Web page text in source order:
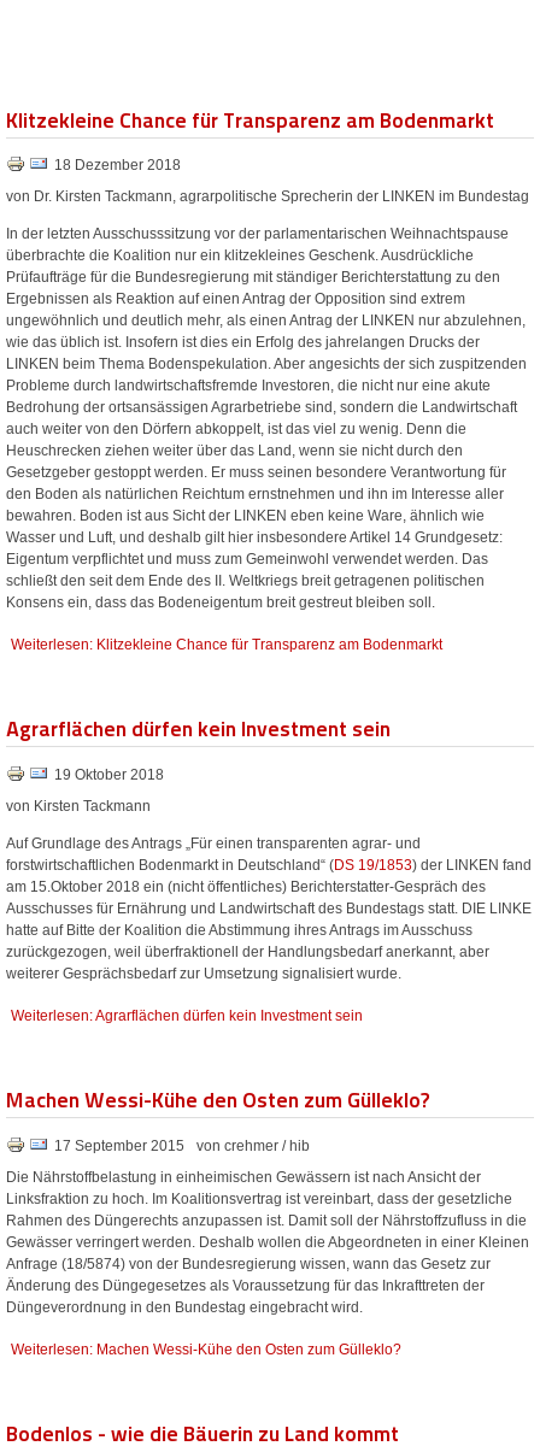
Klitzekleine Chance für Transparenz am Bodenmarkt
18 Dezember 2018
von Dr. Kirsten Tackmann, agrarpolitische Sprecherin der LINKEN im Bundestag
In der letzten Ausschusssitzung vor der parlamentarischen Weihnachtspause
überbrachte die Koalition nur ein klitzekleines Geschenk. Ausdrückliche
Prüfaufträge für die Bundesregierung mit ständiger Berichterstattung zu den
Ergebnissen als Reaktion auf einen Antrag der Opposition sind extrem
ungewöhnlich und deutlich mehr, als einen Antrag der LINKEN nur abzulehnen,
wie das üblich ist. Insofern ist dies ein Erfolg des jahrelangen Drucks der
LINKEN beim Thema Bodenspekulation. Aber angesichts der sich zuspitzenden
Probleme durch landwirtschaftsfremde Investoren, die nicht nur eine akute
Bedrohung der ortsansässigen Agrarbetriebe sind, sondern die Landwirtschaft
auch weiter von den Dörfern abkoppelt, ist das viel zu wenig. Denn die
Heuschrecken ziehen weiter über das Land, wenn sie nicht durch den
Gesetzgeber gestoppt werden. Er muss seinen besondere Verantwortung für
den Boden als natürlichen Reichtum ernstnehmen und ihn im Interesse aller
bewahren. Boden ist aus Sicht der LINKEN eben keine Ware, ähnlich wie
Wasser und Luft, und deshalb gilt hier insbesondere Artikel 14 Grundgesetz:
Eigentum verpflichtet und muss zum Gemeinwohl verwendet werden. Das
schließt den seit dem Ende des II. Weltkriegs breit getragenen politischen
Konsens ein, dass das Bodeneigentum breit gestreut bleiben soll.
Weiterlesen: Klitzekleine Chance für Transparenz am Bodenmarkt
Agrarflächen dürfen kein Investment sein
19 Oktober 2018
von Kirsten Tackmann
Auf Grundlage des Antrags „Für einen transparenten agrar- und
forstwirtschaftlichen Bodenmarkt in Deutschland“ (DS 19/1853) der LINKEN fand
am 15.Oktober 2018 ein (nicht öffentliches) Berichterstatter-Gespräch des
Ausschusses für Ernährung und Landwirtschaft des Bundestags statt. DIE LINKE
hatte auf Bitte der Koalition die Abstimmung ihres Antrags im Ausschuss
zurückgezogen, weil überfraktionell der Handlungsbedarf anerkannt, aber
weiterer Gesprächsbedarf zur Umsetzung signalisiert wurde.
Weiterlesen: Agrarflächen dürfen kein Investment sein
Machen Wessi-Kühe den Osten zum Gülleklo?
17 September 2015
von crehmer / hib
Die Nährstoffbelastung in einheimischen Gewässern ist nach Ansicht der
Linksfraktion zu hoch. Im Koalitionsvertrag ist vereinbart, dass der gesetzliche
Rahmen des Düngerechts anzupassen ist. Damit soll der Nährstoffzufluss in die
Gewässer verringert werden. Deshalb wollen die Abgeordneten in einer Kleinen
Anfrage (18/5874) von der Bundesregierung wissen, wann das Gesetz zur
Änderung des Düngegesetzes als Voraussetzung für das Inkrafttreten der
Düngeverordnung in den Bundestag eingebracht wird.
Weiterlesen: Machen Wessi-Kühe den Osten zum Gülleklo?
Bodenlos - wie die Bäuerin zu Land kommt